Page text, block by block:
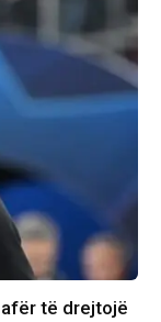
të drejtojë